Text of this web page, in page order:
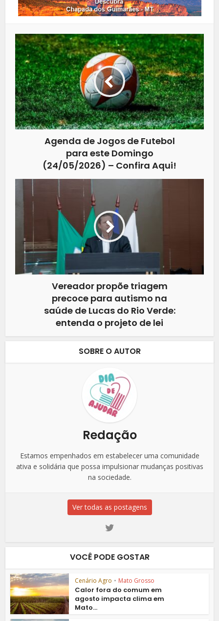
Agenda de Jogos de Futebol
para este Domingo
(24/05/2026) – Confira Aqui!
Vereador propõe triagem
precoce para autismo na
saúde de Lucas do Rio Verde:
entenda o projeto de lei
SOBRE O AUTOR
Redação
Estamos empenhados em estabelecer uma comunidade
ativa e solidária que possa impulsionar mudanças positivas
na sociedade.
Ver todas as postagens
VOCÊ PODE GOSTAR
Cenário Agro • Mato Grosso
Calor fora do comum em
agosto impacta clima em
Mato...